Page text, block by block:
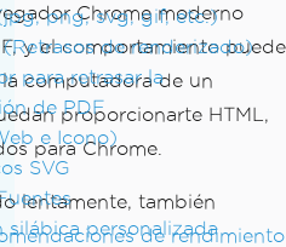
png, svg, gif, etc.)
de renderizado)
para retrasar la
de PDF
e Icono)
SVG
silábica personalizada
Chrome moderno
y el comportamiento puede
computadora de un
proporcionarte HTML,
para Chrome.
lentamente, también
de rendimiento